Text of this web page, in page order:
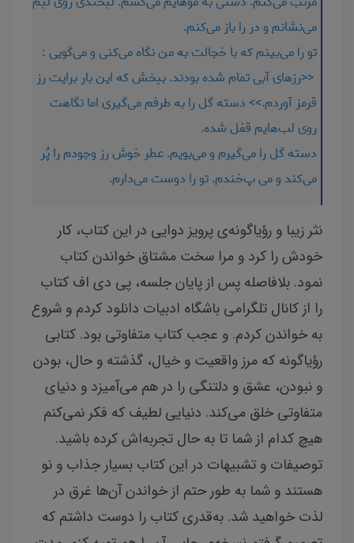
می‌نشانم و در را باز می‌کنم.
تو را می‌بینم که با خجالت به من نگاه می‌کنی و می‌گویی :
<<رزهای آبی تمام شده بودند. ببخش که این بار برایت رز
قرمز آوردم.>> دسته گل را به طرفم می‌گیری اما نگاهت
روی لب‌هایم قفل شده.
دسته گل را می‌گیرم و می‌بویم. عطر خوش رز وجودم را پُر
می‌کند و می پ‌خندم. تو را دوست می‌دارم.
نثر زیبا و رؤیاگونه‌ی پرویز دوایی در این کتاب، کار
خودش را کرد و مرا سخت مشتاق خواندن کتاب
نمود. بلافاصله پس از پایان جلسه، پی دی اف کتاب
را از کانال تلگرامی باشگاه ادبیات دانلود کردم و شروع
به خواندن کردم. و عجب کتاب متفاوتی بود. کتابی
رؤیاگونه که مرز واقعیت و خیال، گذشته و حال، بودن
و نبودن، عشق و دلتنگی را در هم می‌آمیزد و دنیای
متفاوتی خلق می‌کند. دنیایی لطیف که فکر نمی‌کنم
هیچ کدام از شما تا به حال تجربه‌اش کرده باشید.
توصیفات و تشبیهات در این کتاب بسیار جذاب و نو
هستند و شما به طور حتم از خواندن آن‌ها غرق در
لذت خواهید شد. به‌قدری کتاب را دوست داشتم که